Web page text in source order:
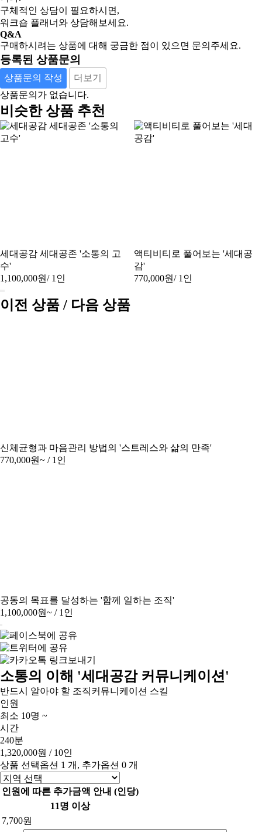
구체적인 상담이 필요하시면,
워크숍 플래너와 상담해보세요.
Q&A
구매하시려는 상품에 대해 궁금한 점이 있으면 문의주세요.
등록된 상품문의
상품문의 작성
더보기
상품문의가 없습니다.
비슷한 상품 추천
세대공감 세대공존 '소통의 고
수'
1,100,000원/ 1인
액티비티로 풀어보는 '세대공
감'
770,000원/ 1인
이전 상품 / 다음 상품
신체균형과 마음관리 방법의 '스트레스와 삶의 만족'
770,000원~ / 1인
공동의 목표를 달성하는 '함께 일하는 조직'
1,100,000원~ / 1인
소통의 이해 '세대공감 커뮤니케이션'
반드시 알아야 할 조직커뮤니케이션 스킬
인원
최소 10명 ~
시간
240분
1,320,000원 / 10인
상품 선택옵션 1 개, 추가옵션 0 개
인원에 따른 추가금액 안내 (인당)
11명 이상
7,700원